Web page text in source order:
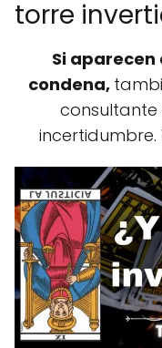
torre
Si aparecen
condena,
incertidumbre.